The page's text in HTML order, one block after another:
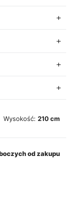
Wysokość:210 cm
od zakupu